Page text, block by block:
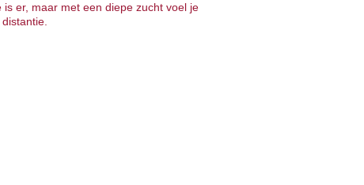
er, maar met een diepe zucht voel je